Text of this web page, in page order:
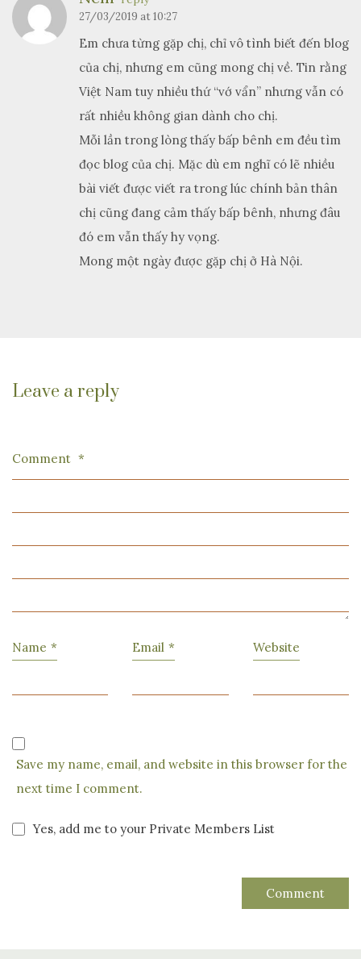
27/03/2019 at 10:27
Em chưa từng gặp chị, chỉ vô tình biết đến blog
của chị, nhưng em cũng mong chị về. Tin rằng
Việt Nam tuy nhiều thứ “vớ vẩn” nhưng vẫn có
rất nhiều không gian dành cho chị.
Mỗi lần trong lòng thấy bấp bênh em đều tìm
đọc blog của chị. Mặc dù em nghĩ có lẽ nhiều
bài viết được viết ra trong lúc chính bản thân
chị cũng đang cảm thấy bấp bênh, nhưng đâu
đó em vẫn thấy hy vọng.
Mong một ngày được gặp chị ở Hà Nội.
Leave a reply
Comment *
Name * Email * Website
Save my name, email, and website in this browser for the
next time I comment.
Yes, add me to your Private Members List